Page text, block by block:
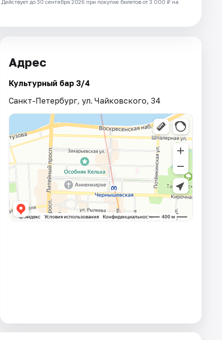
Действует до 30 сентября 2026 при покупке билетов от 3 000 ₽ на
Адрес
Культурный бар 3/4
Санкт-Петербург, ул. Чайковского, 34